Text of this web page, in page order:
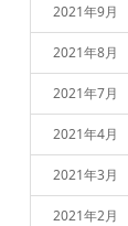
2021年9月
2021年8月
2021年7月
2021年4月
2021年3月
2021年2月